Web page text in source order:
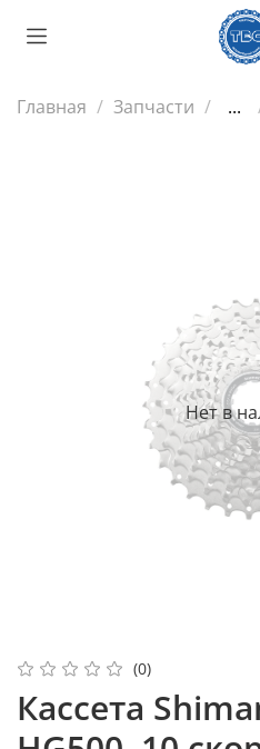
Главная Запчасти ...
Нет в
(0)
Кассета